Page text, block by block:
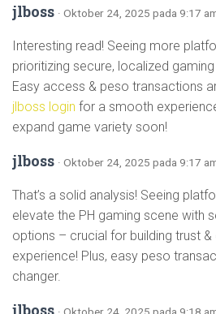
jlboss · Oktober 24, 2025 pada 9:17
Interesting read! Seeing more
prioritizing secure, localized
Easy access & peso transactions
jlboss login for a smooth
expand game variety soon!
jlboss · Oktober 24, 2025 pada 9:17
That’s a solid analysis! Seeing
elevate the PH gaming scene with
options – crucial for building trust &
experience! Plus, easy peso
changer.
jlboss